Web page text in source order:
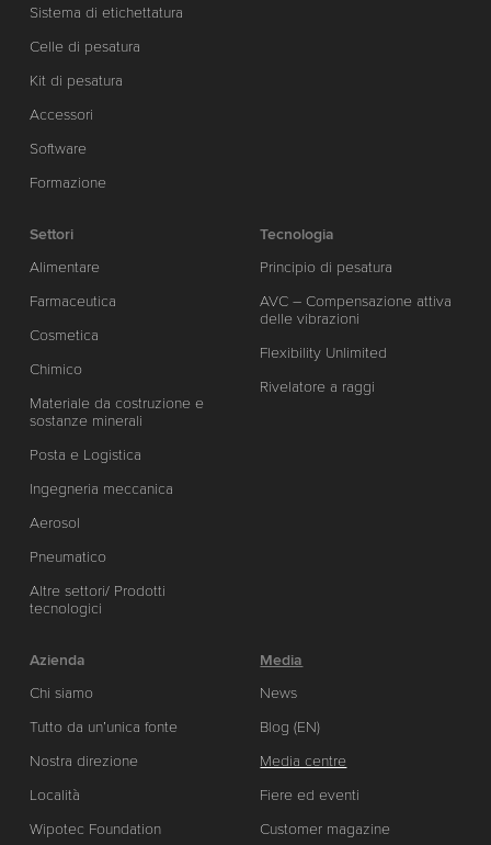
Sistema di etichettatura
Celle di pesatura
Kit di pesatura
Accessori
Software
Formazione
Settori
Alimentare
Farmaceutica
Cosmetica
Chimico
Materiale da costruzione e
sostanze minerali
Posta e Logistica
Ingegneria meccanica
Aerosol
Pneumatico
Altre settori/ Prodotti
tecnologici
Tecnologia
Principio di pesatura
AVC – Compensazione attiva
delle vibrazioni
Flexibility Unlimited
Rivelatore a raggi
Azienda
Chi siamo
Tutto da un’unica fonte
Nostra direzione
Località
Wipotec Foundation
Media
News
Blog (EN)
Media centre
Fiere ed eventi
Customer magazine